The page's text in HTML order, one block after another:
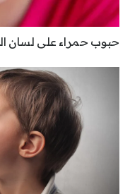
حبوب حمراء على لسان